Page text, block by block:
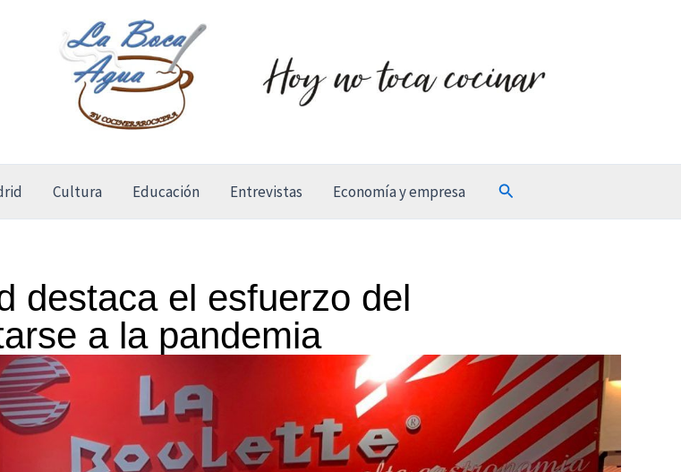
Cultura Educación Entrevistas Economía y empresa Buscar
destaca el esfuerzo del
a la pandemia